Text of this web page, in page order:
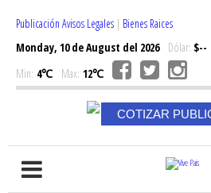
Publicación Avisos Legales | Bienes Raices
Monday, 10 de August del 2026Dólar: $--
Min: 4℃ Max: 12℃
COTIZAR